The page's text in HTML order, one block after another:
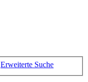
Erweiterte Suche